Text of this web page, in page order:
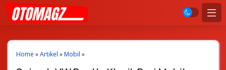
Home »Artikel »Mobil »